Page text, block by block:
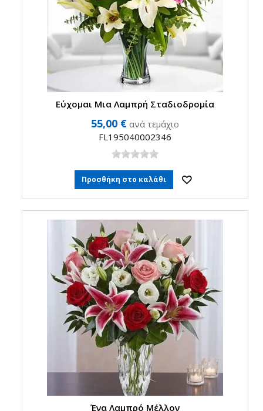
Εύχομαι Μια Λαμπρή Σταδιοδρομία
55,00 € ανά τεμάχιο
FL195040002346
Προσθήκη στο καλάθι
Ένα Λαμπρό Μέλλον